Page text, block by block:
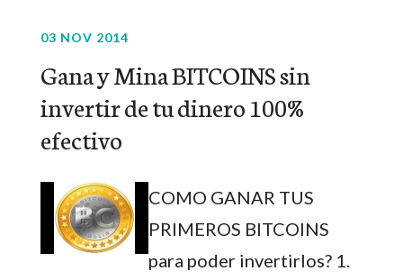
03 NOV 2014
Gana y Mina BITCOINS sin
invertir de tu dinero 100%
efectivo
COMO GANAR TUS
PRIMEROS BITCOINS
para poder invertirlos? 1.